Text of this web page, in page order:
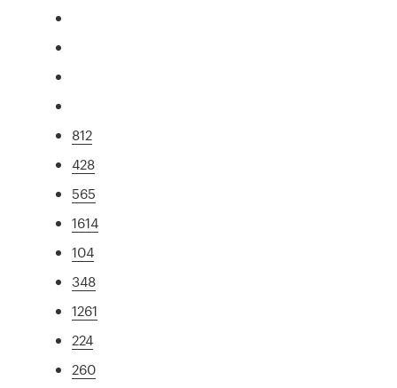
812
428
565
1614
104
348
1261
224
260